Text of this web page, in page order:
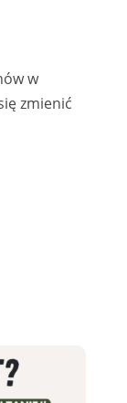
w
zmienić